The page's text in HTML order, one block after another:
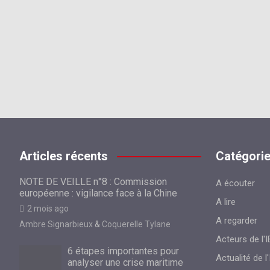
Articles récents
NOTE DE VEILLE n°8 : Commission
européenne : vigilance face à la Chine
2 mois ago
Ambre Signarbieux & Coquerelle Tylane
6 étapes importantes pour
analyser une crise maritime
A écouter
A lire
A regarder
Acteurs de
Actualité de